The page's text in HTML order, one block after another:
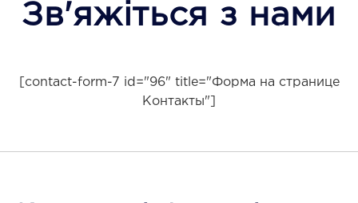
Зв'яжіться з нами
[contact-form-7 id="96" title="Форма на странице
Контакты"]